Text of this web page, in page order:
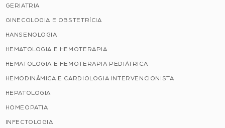
GERIATRIA
GINECOLOGIA E OBSTETRÍCIA
HANSENOLOGIA
HEMATOLOGIA E HEMOTERAPIA
HEMATOLOGIA E HEMOTERAPIA PEDIÁTRICA
HEMODINÂMICA E CARDIOLOGIA INTERVENCIONISTA
HEPATOLOGIA
HOMEOPATIA
INFECTOLOGIA